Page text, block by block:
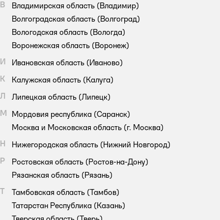
В
Владимирская область (Владимир)
Волгоградская область (Волгоград)
Вологодская область (Вологда)
Воронежская область (Воронеж)
И
Ивановская область (Иваново)
К
Калужская область (Калуга)
Л
Липецкая область (Липецк)
М
Мордовия республика (Саранск)
Москва и Московская область (г. Москва)
Н
Нижегородская область (Нижний Новгород)
Р
Ростовская область (Ростов-на-Дону)
Рязанская область (Рязань)
Т
Тамбовская область (Тамбов)
Татарстан Республика (Казань)